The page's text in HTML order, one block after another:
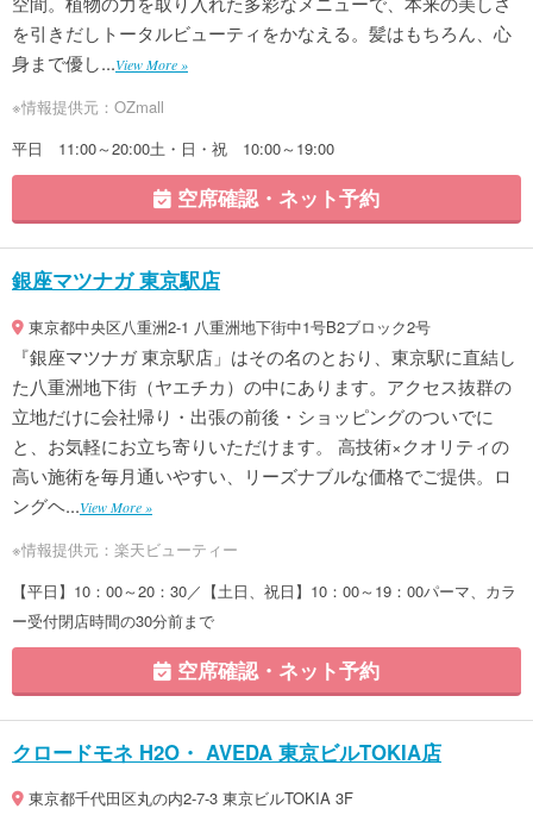
を引きだしトータルビューティをかなえる。髪はもちろん、心
身まで優し...View More »
※情報提供元：OZmall
平日 11:00～20:00土・日・祝 10:00～19:00
空席確認・ネット予約
銀座マツナガ 東京駅店
東京都中央区八重洲2-1 八重洲地下街中1号B2ブロック2号
『銀座マツナガ 東京駅店」はその名のとおり、東京駅に直結し
た八重洲地下街（ヤエチカ）の中にあります。アクセス抜群の
立地だけに会社帰り・出張の前後・ショッピングのついでに
と、お気軽にお立ち寄りいただけます。 高技術×クオリティの
高い施術を毎月通いやすい、リーズナブルな価格でご提供。ロ
ングヘ...View More »
※情報提供元：楽天ビューティー
【平日】10：00～20：30／【土日、祝日】10：00～19：00パーマ、カラ
ー受付閉店時間の30分前まで
空席確認・ネット予約
クロードモネ H2O・ AVEDA 東京ビルTOKIA店
東京都千代田区丸の内2-7-3 東京ビルTOKIA 3F